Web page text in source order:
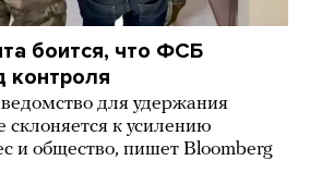
боится, что ФСБ
контроля
для удержания
склоняется к усилению
и общество, пишет Bloomberg